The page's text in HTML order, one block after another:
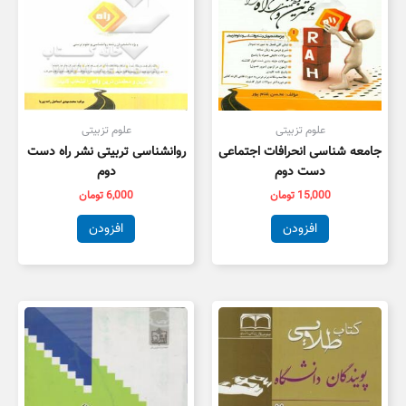
علوم تزبیتی
جامعه شناسی انحرافات اجتماعی
دست دوم
15,000 تومان
افزودن
علوم تزبیتی
روانشناسی تربیتی نشر راه دست
دوم
6,000تومان
افزودن